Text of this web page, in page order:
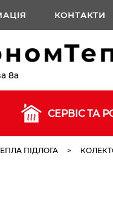
КОНТАКТИ
8а
СЕРВІС ТА
ПІДЛОГА >